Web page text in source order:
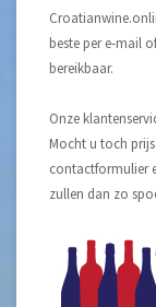
beste per e-mail
bereikbaar.
Onze
Mocht u toch
contactformulier
zullen dan zo